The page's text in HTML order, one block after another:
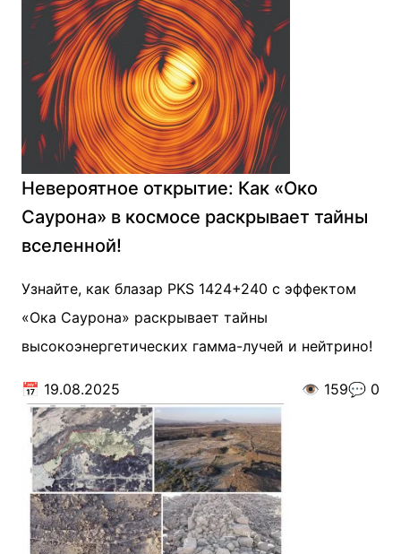
Невероятное открытие: Как «Око
Саурона» в космосе раскрывает тайны
вселенной!
Узнайте, как блазар PKS 1424+240 с эффектом
«Ока Саурона» раскрывает тайны
высокоэнергетических гамма-лучей и нейтрино!
📅 19.08.2025 👁️ 159💬 0